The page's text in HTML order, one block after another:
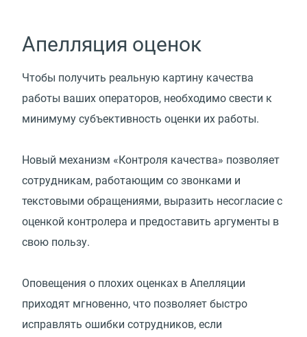
Апелляция оценок
Чтобы получить реальную картину качества
работы ваших операторов, необходимо свести к
минимуму субъективность оценки их работы.
Новый механизм «Контроля качества» позволяет
сотрудникам, работающим со звонками и
текстовыми обращениями, выразить несогласие с
оценкой контролера и предоставить аргументы в
свою пользу.
Оповещения о плохих оценках в Апелляции
приходят мгновенно, что позволяет быстро
исправлять ошибки сотрудников, если